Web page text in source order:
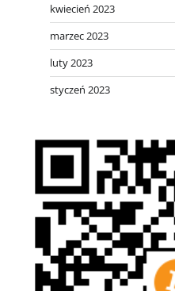
kwiecień 2023
marzec 2023
luty 2023
styczeń 2023